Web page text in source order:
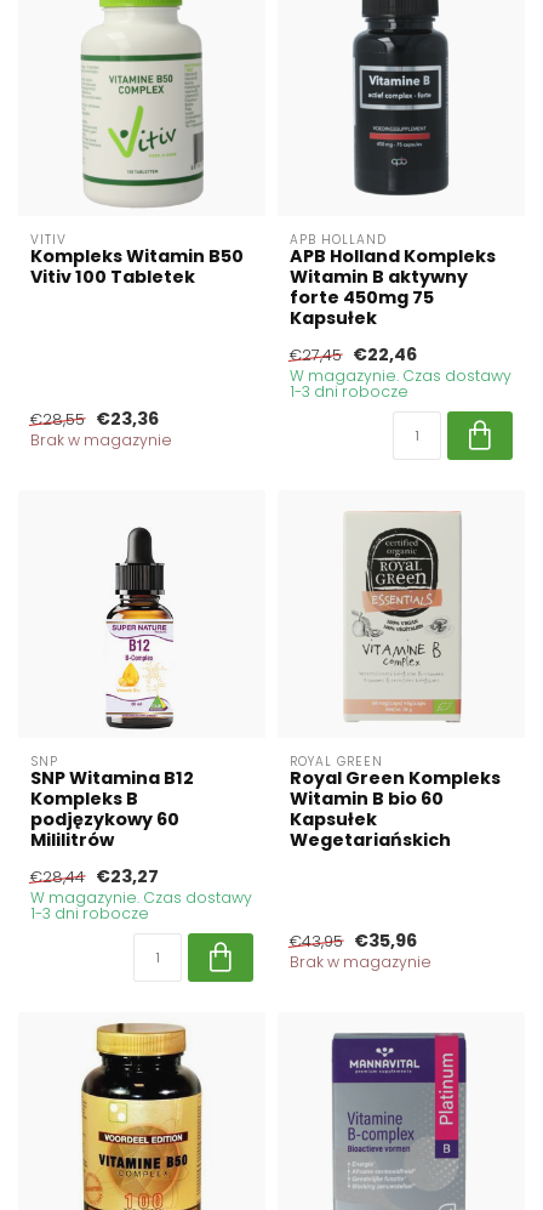
VITIV
Kompleks Witamin B50
Vitiv 100 Tabletek
€28,55 €23,36
Brak w magazynie
APB HOLLAND
APB Holland Kompleks
Witamin B aktywny
forte 450mg 75
Kapsułek
€27,45 €22,46
W magazynie. Czas dostawy
1-3 dni robocze
SNP
SNP Witamina B12
Kompleks B
podjęzykowy 60
Mililitrów
€28,44 €23,27
W magazynie. Czas dostawy
1-3 dni robocze
ROYAL GREEN
Royal Green Kompleks
Witamin B bio 60
Kapsułek
Wegetariańskich
€43,95 €35,96
Brak w magazynie